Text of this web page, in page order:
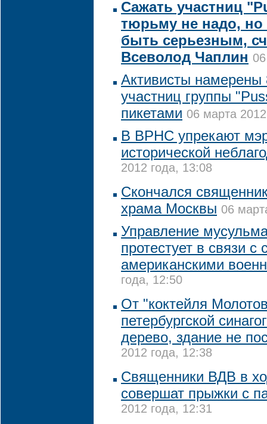
Сажать участниц
тюрьму не надо, но
быть серьезным,
Всеволод Чаплин
Активисты намерены
участниц группы
пикетами 06 марта
В ВРНС упрекают
исторической
2012 года, 13:08
Скончался
храма Москвы 06
Управление
протестует в связи
американскими
года, 12:50
От "коктейля
петербургской
дерево, здание не
2012 года, 12:38
Священники ВДВ в
совершат прыжки с
2012 года, 12:31